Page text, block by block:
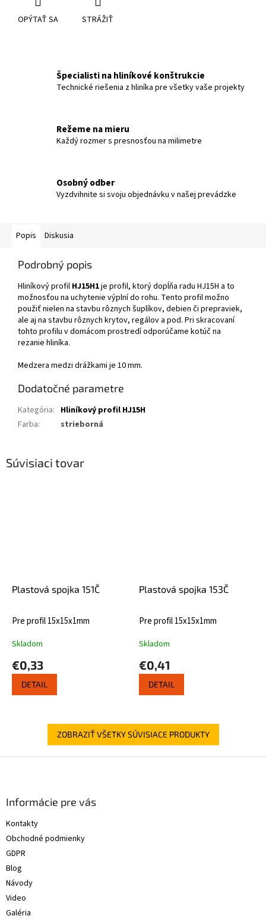
OPÝTAŤ SA STRÁŽIŤ
Špecialisti na hliníkové konštrukcie
Technické riešenia z hliníka pre všetky vaše projekty
Režeme na mieru
Každý rozmer s presnosťou na milimetre
Osobný odber
Vyzdvihnite si svoju objednávku v našej prevádzke
Popis Diskusia
Podrobný popis
Hliníkový profil HJ15H1je profil, ktorý dopĺňa radu HJ15H a to
možnosťou na uchytenie výplní do rohu. Tento profil možno
použiť nielen na stavbu rôznych šuplíkov, debien či prepraviek,
ale aj na stavbu rôznych krytov, regálov a pod. Pri skracovaní
tohto profilu v domácom prostredí odporúčame kotúč na
rezanie hliníka.
Medzera medzi drážkami je 10 mm.
Dodatočné parametre
Kategória: Hliníkový profil HJ15H
Farba: strieborná
Súvisiaci tovar
Plastová spojka 151Č
Pre profil 15x15x1mm
Skladom
€0,33
DETAIL
Plastová spojka 153Č
Pre profil 15x15x1mm
Skladom
€0,41
DETAIL
ZOBRAZIŤ VŠETKY SÚVISIACE PRODUKTY
Informácie pre vás
Kontakty
Obchodné podmienky
GDPR
Blog
Návody
Video
Galéria